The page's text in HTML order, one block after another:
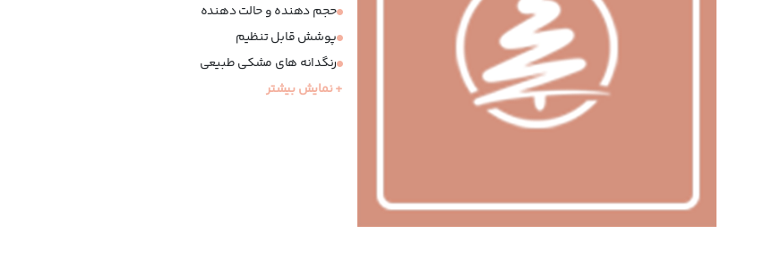
حجم دهنده و حالت دهنده
پوشش قابل تنظیم
رنگدانه های مشکی طبیعی
وگان
+ نمایش بیشتر